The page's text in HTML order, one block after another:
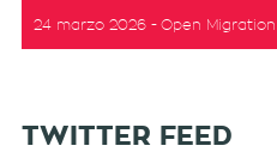
24 marzo 2026 Open Migration
TWITTER FEED